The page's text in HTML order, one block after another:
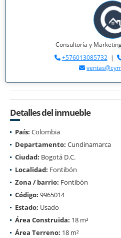
Consultoría y
+576013085732|
Detalles del inmueble
País: Colombia
Departamento: Cundinamarca
Ciudad: Bogotá D.C.
Localidad: Fontibón
Zona / barrio: Fontibón
Código: 9965014
Estado: Usado
Área Construida: 18 m²
Área Terreno: 18 m²